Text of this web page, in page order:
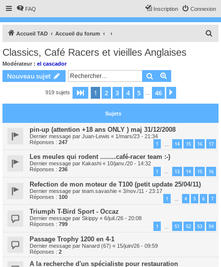
FAQ Connexion
Inscription
Accueil TAD Accueil du forum
c
r
Classics, Café Racers et vieilles Anglaises
Modérateur : el cascador
Nouveau sujet Rechercher
919 sujets Page 1sur46
1 2 3 4 5 46
Sujets
pin-up (attention +18 ans ONLY ) maj 31/12/2008
Dernier message par Juan-Lewis « 1/mars/23 - 21:34
Réponses : 247 1 14 15 16 17
Les meules qui rodent ........café-racer team :-)
Dernier message par Kakashi « 10/janv./20 - 14:32
Réponses : 236 1 … 13 14 15 16
Refection de mon moteur de T100 (petit update 25/04/11)
Dernier message par team.savashie « 3/nov./11 - 23:17
Réponses : 100 1 4 5 6 7
Triumph T-Bird Sport - Occaz
Dernier message par Skippy « 6/juil./26 - 20:08
Réponses : 799 1 51 52 53 54
Passage Trophy 1200 en 4-1
Dernier message par Nanard (67) « 15/juin/26 - 09:59
Réponses : 2
A la recherche d'un spécialiste pour restauration